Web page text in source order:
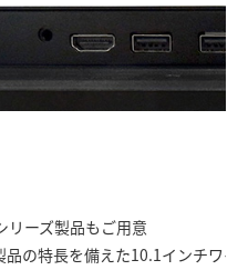
ーズ製品もご用意
品の特長を備えた10.1インチワイ